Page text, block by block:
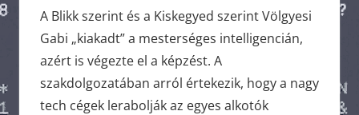
A Blikk szerint és a Kiskegyed szerint Völgyesi
Gabi „kiakadt” a mesterséges intelligencián,
azért is végezte el a képzést. A
szakdolgozatában arról értekezik, hogy a nagy
tech cégek lerabolják az egyes alkotók